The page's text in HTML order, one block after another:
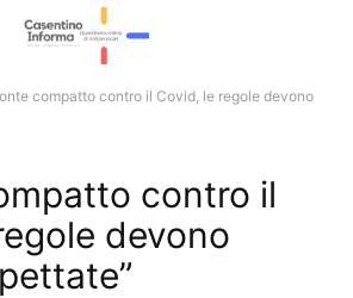
compatto contro il Covid, le regole devono
contro il
devono